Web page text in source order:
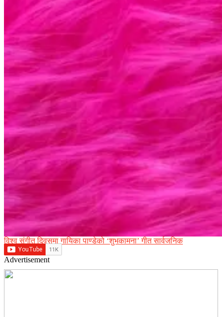
विश्व संगीत दिवसमा गायिका पाण्डेको ‘शुभकामना’ गीत सार्वजनिक
Advertisement